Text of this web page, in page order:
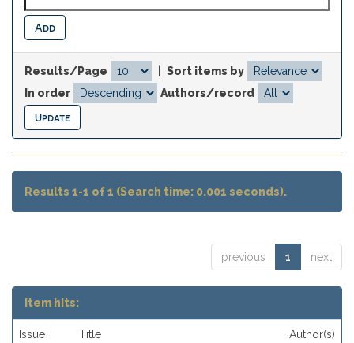
Results/Page
Sort items by
In order
Authors/record
Results 1-1 of 1 (Search time: 0.001 seconds).
previous 1 next
Item hits:
Issue
Title Author(s)